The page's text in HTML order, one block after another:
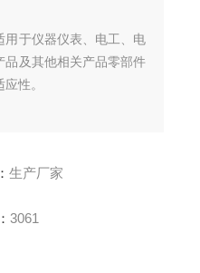
用于仪器仪表、电工、电
品及其他相关产品零部件
性。
生产厂家
3061